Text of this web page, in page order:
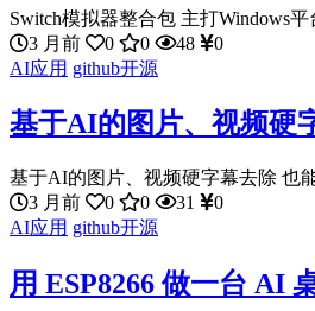
Switch模拟器整合包 主打Windows
3 月前
0 0 48
0
AI应用 github开源
基于AI的图片、视频硬
基于AI的图片、视频硬字幕去除 也
3 月前
0 0 31
0
AI应用 github开源
用 ESP8266 做一台 AI